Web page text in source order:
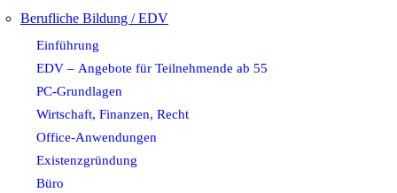
Berufliche Bildung / EDV
Einführung
EDV – Angebote für Teilnehmende ab 55
PC-Grundlagen
Wirtschaft, Finanzen, Recht
Office-Anwendungen
Existenzgründung
Büro